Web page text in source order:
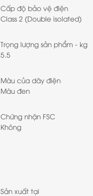
Cấp độ bảo vệ điện
Class 2 (Double isolated)
Trọng lượng sản phẩm - kg
5.5
Màu của dây điện
Màu đen
Chứng nhận FSC
Không
Sản xuất tại